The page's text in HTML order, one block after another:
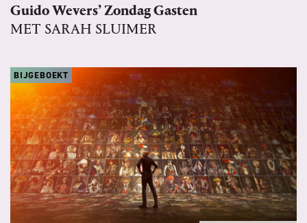
Guido Wevers’ Zondag Gasten
MET SARAH SLUIMER
BIJGEBOEKT